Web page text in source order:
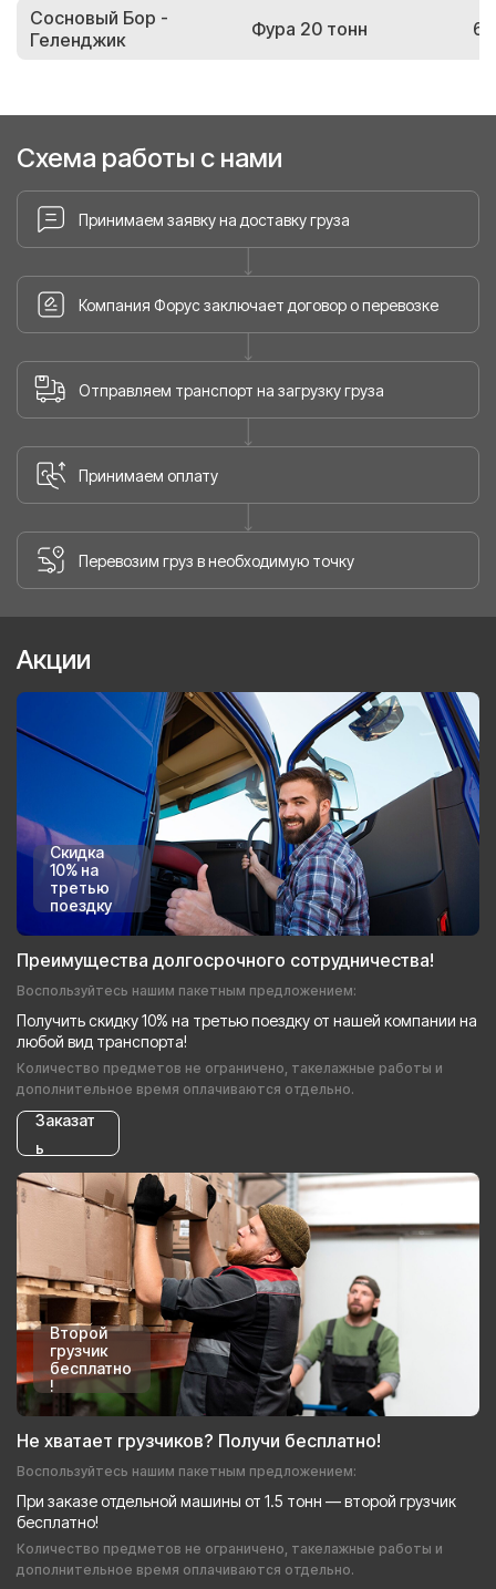
Сосновый Бор -
Геленджик
Фура 20 тонн
Схема работы с нами
Принимаем заявку на доставку груза
Компания Форус заключает договор о перевозке
Отправляем транспорт на загрузку груза
Принимаем оплату
Перевозим груз в необходимую точку
Акции
Скидка
10% на
третью
поездку
Преимущества долгосрочного сотрудничества!
Воспользуйтесь нашим пакетным предложением:
Получить скидку 10% на третью поездку от нашей компании на
любой вид транспорта!
Количество предметов не ограничено, такелажные работы и
дополнительное время оплачиваются отдельно.
Заказат
ь
Второй
грузчик
бесплатно
!
Не хватает грузчиков? Получи бесплатно!
Воспользуйтесь нашим пакетным предложением:
При заказе отдельной машины от 1.5 тонн — второй грузчик
бесплатно!
Количество предметов не ограничено, такелажные работы и
дополнительное время оплачиваются отдельно.